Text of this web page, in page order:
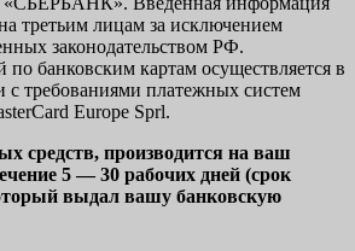
третьим лицам за исключением
законодательством РФ.
банковским картам осуществляется в
с требованиями платежных систем
Europe Sprl.
средств, производится на ваш
5 — 30 рабочих дней (срок
выдал вашу банковскую